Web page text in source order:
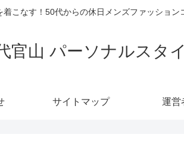
着こなす！50代からの休日メンズファッション
官山 パーソナルスタ
サイトマップ 運営